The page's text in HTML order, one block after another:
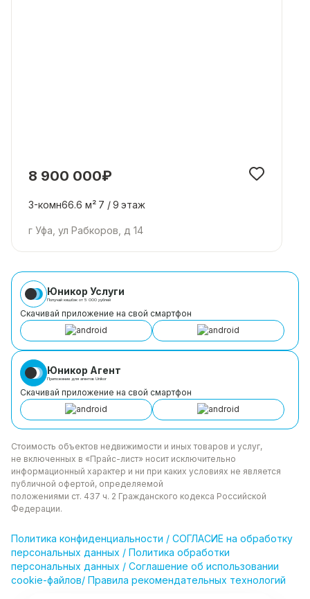
8 900 000₽
3-комн66.6 м² 7 /9 этаж
г Уфа, ул Рабкоров, д 14
Юникор Услуги
Получай кешбэк от 5 000 рублей
Скачивай приложение на свой смартфон
Юникор Агент
Приложение для агентов Unikor
Скачивай приложение на свой смартфон
Стоимость объектов недвижимости и иных товаров и услуг,
не включенных в «Прайс-лист» носит исключительно
информационный характер и ни при каких условиях не является
публичной офертой, определяемой
положениями ст. 437 ч. 2 Гражданского кодекса Российской
Федерации.
Политика конфиденциальности / СОГЛАСИЕ на обработку
персональных данных / Политика обработки
персональных данных / Соглашение об использовании
cookie-файлов/ Правила рекомендательных технологий